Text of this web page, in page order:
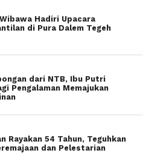
Hadiri Upacara
di Pura Dalem Tegeh
dari NTB, Ibu Putri
Pengalaman Memajukan
Rayakan 54 Tahun, Teguhkan
dan Pelestarian